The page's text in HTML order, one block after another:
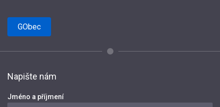
GObec
Napište nám
Jméno a příjmení